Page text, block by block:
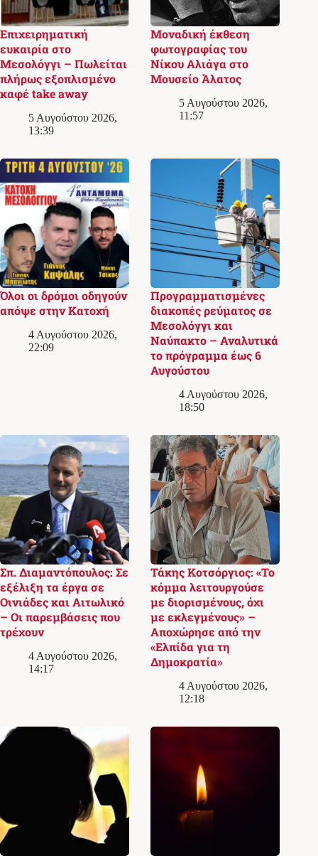
Επιχειρηματική
ευκαιρία στο
Μεσολόγγι – Πωλείται
πλήρως εξοπλισμένο
καφέ take away
5 Αυγούστου 2026,
13:39
Μοναδική έκθεση
φωτογραφίας του
Νίκου Αλιάγα στο
Μουσείο Άλατος
5 Αυγούστου 2026,
11:57
Όλοι οι δρόμοι οδηγούν
απόψε στην Κατοχή
4 Αυγούστου 2026,
22:09
Προγραμματισμένες
διακοπές ρεύματος σε
Μεσολόγγι και
Ναύπακτο – Αναλυτικά
το πρόγραμμα έως 6
Αυγούστου
4 Αυγούστου 2026,
18:50
Σπ. Διαμαντόπουλος: Σε
εξέλιξη τα έργα σε
Οινιάδες και Αιτωλικό
– Οι παρεμβάσεις που
τρέχουν
4 Αυγούστου 2026,
14:17
Τάκης Κοτσόργιος: «Το
κόμμα λειτουργούσε
με διορισμένους, όχι
με εκλεγμένους» –
Αποχώρησε από την
«Ελπίδα για τη
Δημοκρατία»
4 Αυγούστου 2026,
12:18